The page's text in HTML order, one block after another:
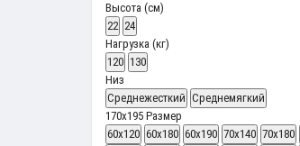
Высота (см)
22 24
Нагрузка (кг)
120 130
Низ
Среднежесткий Среднемягкий
170x195 Размер
60x120 60x180 60x190 70x140 70x180